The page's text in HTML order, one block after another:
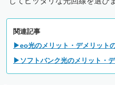
関連記事
▶eo光のメリット・デメリット
▶ソフトバンク光のメリット・